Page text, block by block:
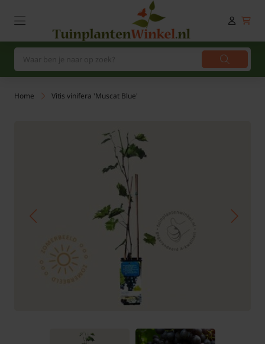
Home Vitis vinifera 'Muscat Blue'